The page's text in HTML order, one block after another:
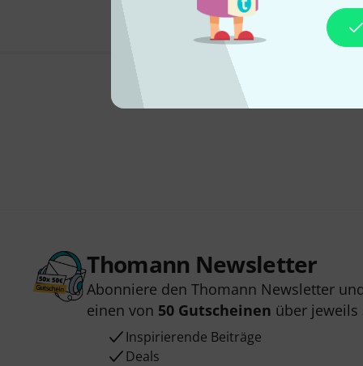
Thomann Newsletter
Abonniere den Thomann Newsletter
einen von 50 Gutscheinen über jeweils
Inspirierende Beiträge
Deals